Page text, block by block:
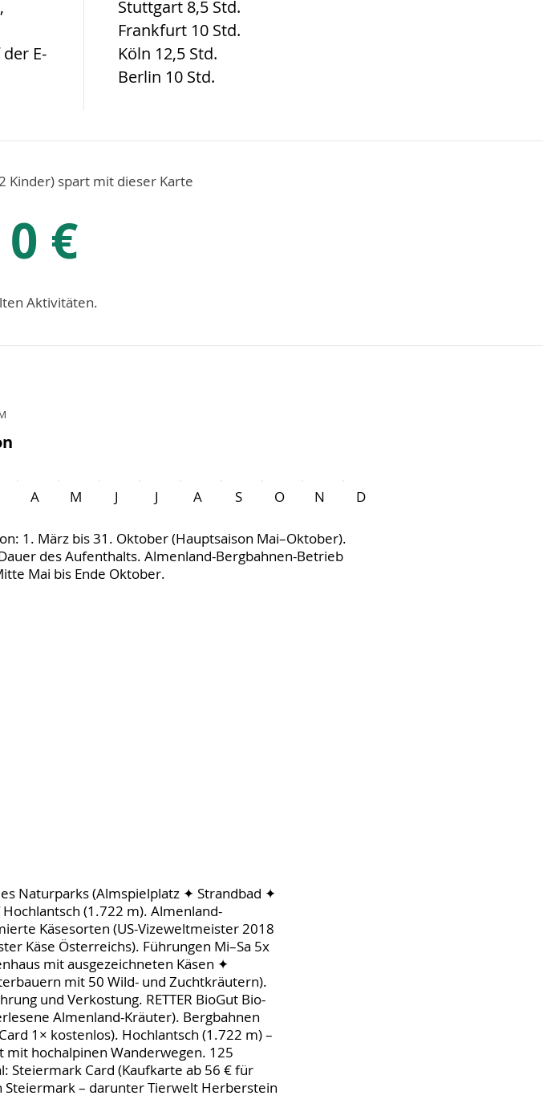
E-
Stuttgart 8,5 Std.
Frankfurt 10 Std.
Köln 12,5 Std.
Berlin 10 Std.
Kinder) spart mit dieser Karte
€
Aktivitäten.
A M J J A S O N D
1. März bis 31. Oktober (Hauptsaison Mai–Oktober).
des Aufenthalts. Almenland-Bergbahnen-Betrieb
Mai bis Ende Oktober.
Naturparks (Almspielplatz ✦ Strandbad ✦
(1.722 m). Almenland-
Käsesorten (US-Vizeweltmeister 2018
Käse Österreichs). Führungen Mi–Sa 5x
mit ausgezeichneten Käsen ✦
mit 50 Wild- und Zuchtkräutern).
und Verkostung. RETTER BioGut Bio-
Almenland-Kräuter). Bergbahnen
1× kostenlos). Hochlantsch (1.722 m) –
hochalpinen Wanderwegen. 125
Steiermark Card (Kaufkarte ab 56 € für
Steiermark – darunter Tierwelt Herberstein